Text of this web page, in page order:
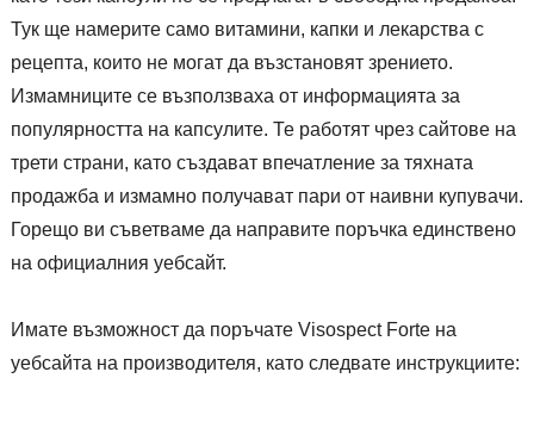
Тук ще намерите само витамини, капки и лекарства с
рецепта, които не могат да възстановят зрението.
Измамниците се възползваха от информацията за
популярността на капсулите. Те работят чрез сайтове на
трети страни, като създават впечатление за тяхната
продажба и измамно получават пари от наивни купувачи.
Горещо ви съветваме да направите поръчка единствено
на официалния уебсайт.
Имате възможност да поръчате Visospect Forte на
уебсайта на производителя, като следвате инструкциите: